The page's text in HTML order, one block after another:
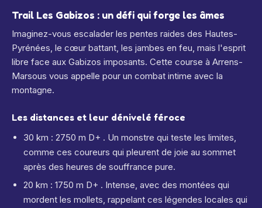
Trail Les Gabizos : un défi qui forge les âmes
Imaginez-vous escalader les pentes raides des Hautes-
Pyrénées, le cœur battant, les jambes en feu, mais l'esprit
libre face aux Gabizos imposants. Cette course à Arrens-
Marsous vous appelle pour un combat intime avec la
montagne.
Les distances et leur dénivelé féroce
30 km : 2750 m D+ . Un monstre qui teste les limites,
comme ces coureurs qui pleurent de joie au sommet
après des heures de souffrance pure.
20 km : 1750 m D+ . Intense, avec des montées qui
mordent les mollets, rappelant ces légendes locales qui